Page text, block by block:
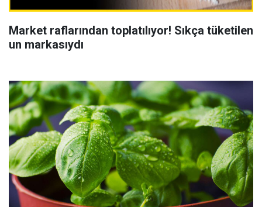
Market raflarından toplatılıyor! Sıkça tüketilen
un markasıydı